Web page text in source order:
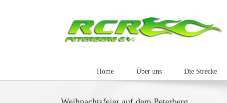
Home Über uns Die Strecke